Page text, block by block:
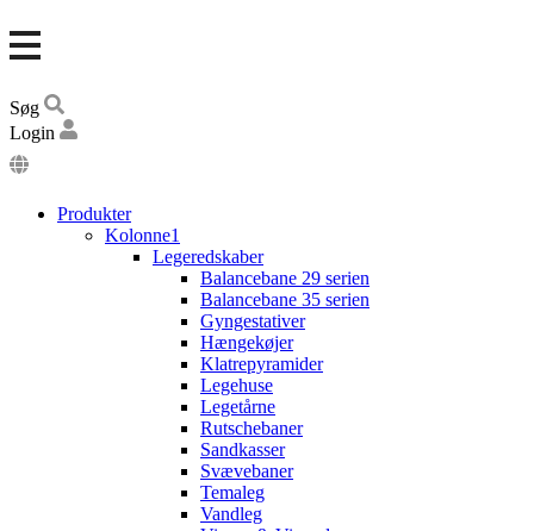
Søg
Login
DE
Produkter
Kolonne1
Legeredskaber
Balancebane 29 serien
Balancebane 35 serien
Gyngestativer
Hængekøjer
Klatrepyramider
Legehuse
Legetårne
Rutschebaner
Sandkasser
Svævebaner
Temaleg
Vandleg